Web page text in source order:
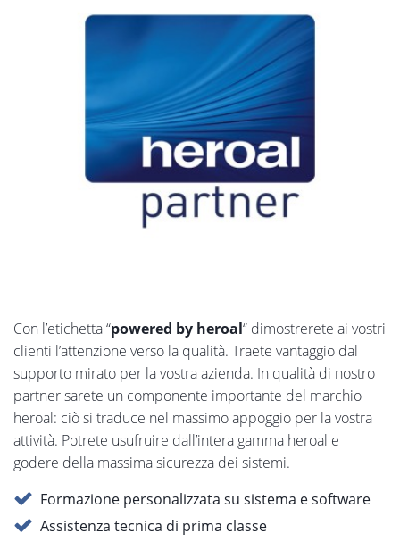
Con l’etichetta “powered by heroal“ dimostrerete ai vostri
clienti l’attenzione verso la qualità. Traete vantaggio dal
supporto mirato per la vostra azienda. In qualità di nostro
partner sarete un componente importante del marchio
heroal: ciò si traduce nel massimo appoggio per la vostra
attività. Potrete usufruire dall’intera gamma heroal e
godere della massima sicurezza dei sistemi.
Formazione personalizzata su sistema e software
Assistenza tecnica di prima classe